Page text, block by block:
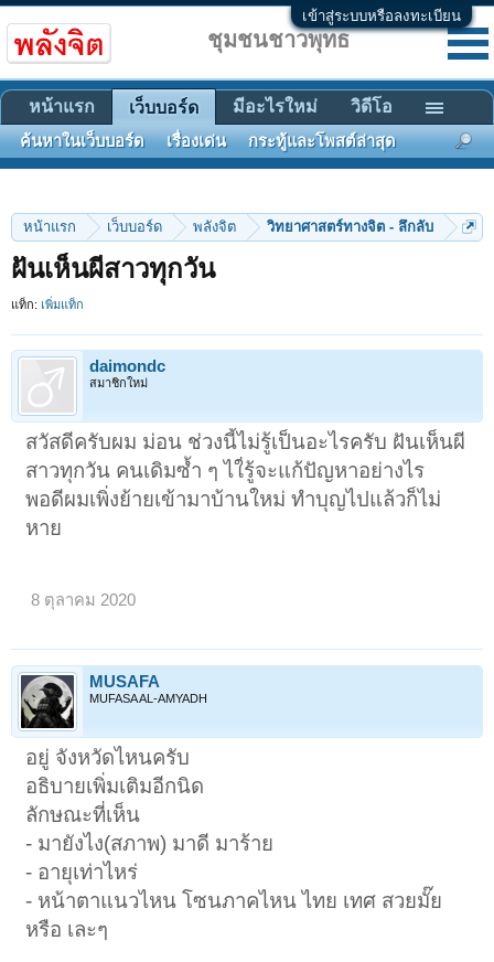
เข้าสู่ระบบหรือลงทะเบียน
หน้าแรก เว็บบอร์ด พลังจิต วิทยาศาสตร์ทางจิต - ลึกลับ
ฝันเห็นผีสาวทุกวัน
แท็ก: เพิ่มแท็ก
daimondc
สมาชิกใหม่
สวัสดีครับผม ม่อน ช่วงนี้ไม่รู้เป็นอะไรครับ ฝันเห็นผี
สาวทุกวัน คนเดิมซ้ำ ๆ ไใ่รู้จะแก้ปัญหาอย่างไร
พอดีผมเพิ่งย้ายเข้ามาบ้านใหม่ ทำบุญไปแล้วก็ไม่
หาย
8 ตุลาคม 2020
MUSAFA
MUFASA AL-AMYADH
อยู่ จังหวัดไหนครับ
อธิบายเพิ่มเติมอีกนิด
ลักษณะที่เห็น
- มายังไง(สภาพ) มาดี มาร้าย
- อายุเท่าไหร่
- หน้าตาแนวไหน โซนภาคไหน ไทย เทศ สวยมั๊ย
หรือ เละๆ
ชุมชนชาวพุทธ
หน้าแรก เว็บบอร์ด
ค้นหาในเว็บบอร์ด เรื่องเด่น กระทู้และโพสต์ล่าสุด
มีอะไรใหม่ วิดีโอ